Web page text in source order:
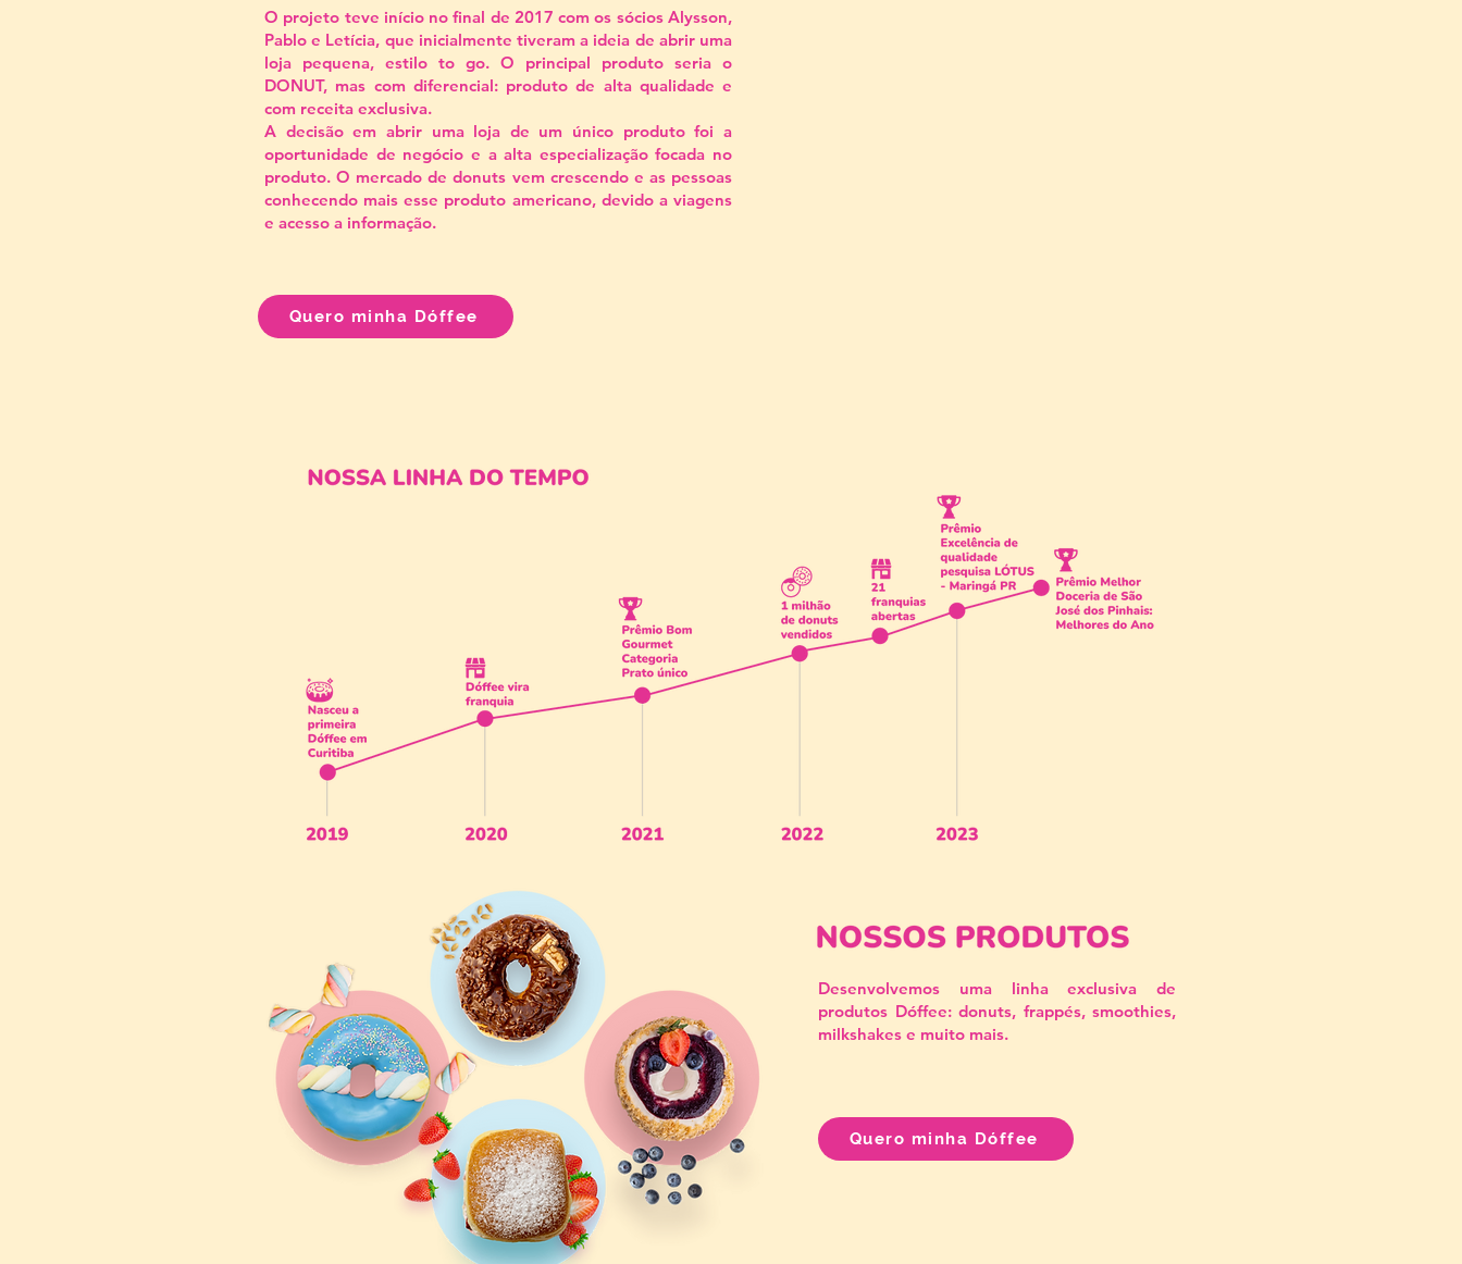
O projeto teve início no final de 2017 com os sócios Alysson,
Pablo e Letícia, que inicialmente tiveram a ideia de abrir uma
loja pequena, estilo to go. O principal produto seria o
DONUT, mas com diferencial: produto de alta qualidade e
com receita exclusiva.
A decisão em abrir uma loja de um único produto foi a
oportunidade de negócio e a alta especialização focada no
produto. O mercado de donuts vem crescendo e as pessoas
conhecendo mais esse produto americano, devido a viagens
e acesso a informação.
Quero minha Dóffee
Desenvolvemos uma linha exclusiva de
produtos Dóffee: donuts, frappés, smoothies,
milkshakes e muito mais.
Quero minha Dóffee